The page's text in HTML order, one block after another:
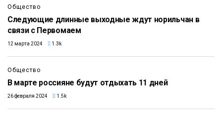
Общество
Следующие длинные выходные ждут норильчан в
связи с Первомаем
12 марта 2024 1.3k
Общество
В марте россияне будут отдыхать 11 дней
26 февраля 2024 1.5k